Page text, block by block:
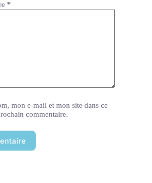
*
mon e-mail et mon site dans ce
commentaire.